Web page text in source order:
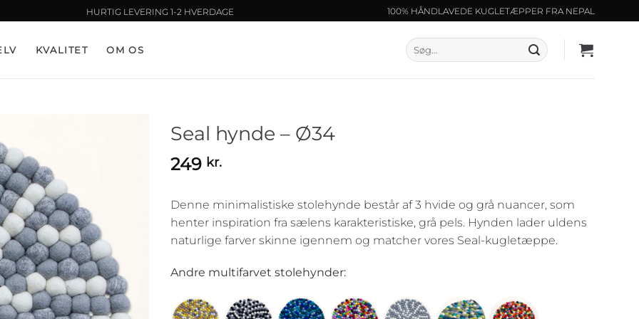
HURTIG LEVERING 1-2 HVERDAGE 100% HÅNDLAVEDE KUGLETÆPPER FRA NEPAL
KVALITET OM OS
Søg
efter:
Seal hynde – Ø34
249 kr.
Denne minimalistiske stolehynde består af 3 hvide og grå nuancer, som
henter inspiration fra sælens karakteristiske, grå pels. Hynden lader uldens
naturlige farver skinne igennem og matcher vores Seal-kugletæppe.
Andre multifarvet stolehynder: